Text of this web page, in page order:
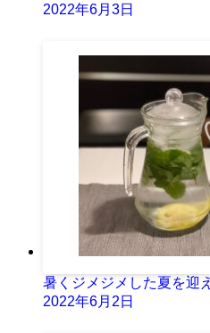
2022年6月3日
暑くジメジメした夏を迎
2022年6月2日